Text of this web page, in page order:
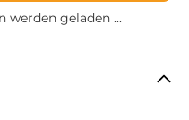
werden geladen ...